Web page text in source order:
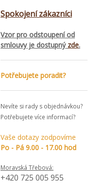
Spokojení zákazníci
Vzor pro odstoupení od
smlouvy je dostupný zde.
Potřebujete poradit?
Nevíte si rady s objednávkou?
Potřebujete více informací?
Vaše dotazy zodpovíme
Po - Pá 9.00 - 17.00 hod
Moravská Třebová:
+420 725 005 955